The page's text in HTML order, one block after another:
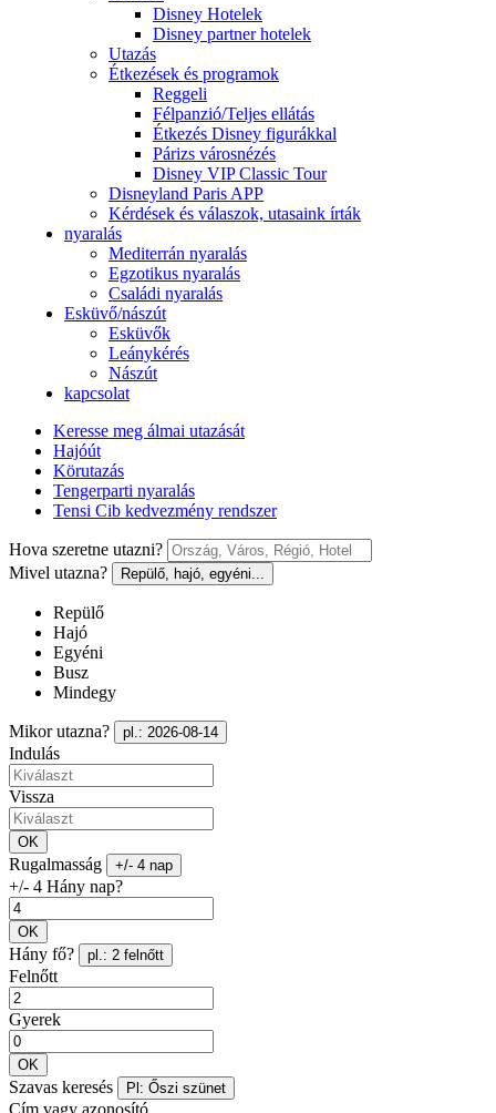
Disney Hotelek
Disney partner hotelek
Utazás
Étkezések és programok
Reggeli
Félpanzió/Teljes ellátás
Étkezés Disney figurákkal
Párizs városnézés
Disney VIP Classic Tour
Disneyland Paris APP
Kérdések és válaszok, utasaink írták
nyaralás
Mediterrán nyaralás
Egzotikus nyaralás
Családi nyaralás
Esküvő/nászút
Esküvők
Leánykérés
Nászút
kapcsolat
Keresse meg álmai utazását
Hajóút
Körutazás
Tengerparti nyaralás
Tensi Cib kedvezmény rendszer
Hova szeretne utazni?
Mivel utazna?
Repülő, hajó, egyéni...
Repülő
Hajó
Egyéni
Busz
Mindegy
Mikor utazna? pl.: 2026-08-14
Indulás
Vissza
OK
Rugalmasság +/- 4 nap
+/- 4 Hány nap?
OK
Hány fő? pl.: 2 felnőtt
Felnőtt
Gyerek
OK
Szavas keresés Pl: Őszi szünet
Cím vagy azonosító